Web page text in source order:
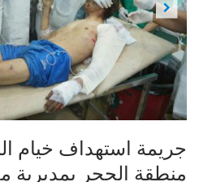
Next
جريمة استهداف خيام
منطقة الحجر